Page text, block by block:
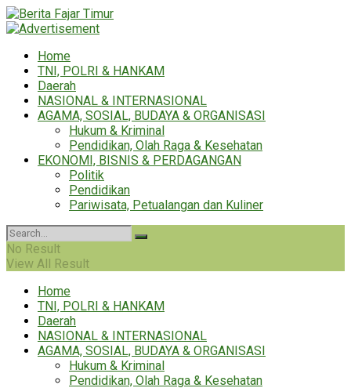
Home
TNI, POLRI & HANKAM
Daerah
NASIONAL & INTERNASIONAL
AGAMA, SOSIAL, BUDAYA & ORGANISASI
Hukum & Kriminal
Pendidikan, Olah Raga & Kesehatan
EKONOMI, BISNIS & PERDAGANGAN
Politik
Pendidikan
Pariwisata, Petualangan dan Kuliner
No Result
View All Result
Home
TNI, POLRI & HANKAM
Daerah
NASIONAL & INTERNASIONAL
AGAMA, SOSIAL, BUDAYA & ORGANISASI
Hukum & Kriminal
Pendidikan, Olah Raga & Kesehatan